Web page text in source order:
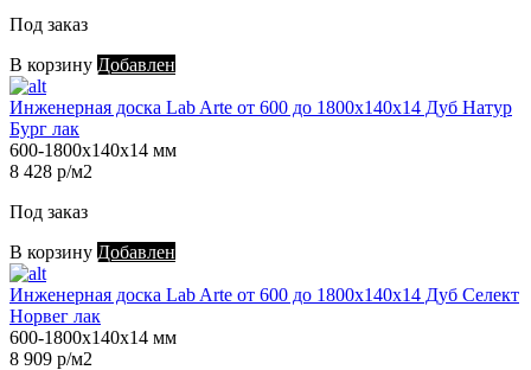
Под заказ
В корзину Добавлен
Инженерная доска Lab Arte от 600 до 1800х140х14 Дуб Натур
Бург лак
600-1800х140х14 мм
8 428 р/м2
Под заказ
В корзину Добавлен
Инженерная доска Lab Arte от 600 до 1800х140х14 Дуб Селект
Норвег лак
600-1800х140х14 мм
8 909 р/м2